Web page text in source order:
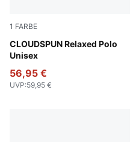
1 FARBE
CLOUDSPUN Relaxed Polo
Unisex
Sandstone Heather
56,95 €
UVP:59,95 €